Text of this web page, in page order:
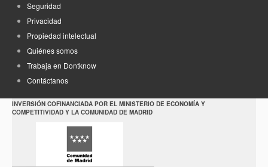
Seguridad
Privacidad
Propiedad intelectual
Quiénes somos
Trabaja en Dontknow
Contáctanos
INVERSIÓN COFINANCIADA POR EL MINISTERIO DE ECONOMÍA Y
COMPETITIVIDAD Y LA COMUNIDAD DE MADRID